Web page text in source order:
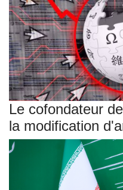
Le cofondateur
la modification